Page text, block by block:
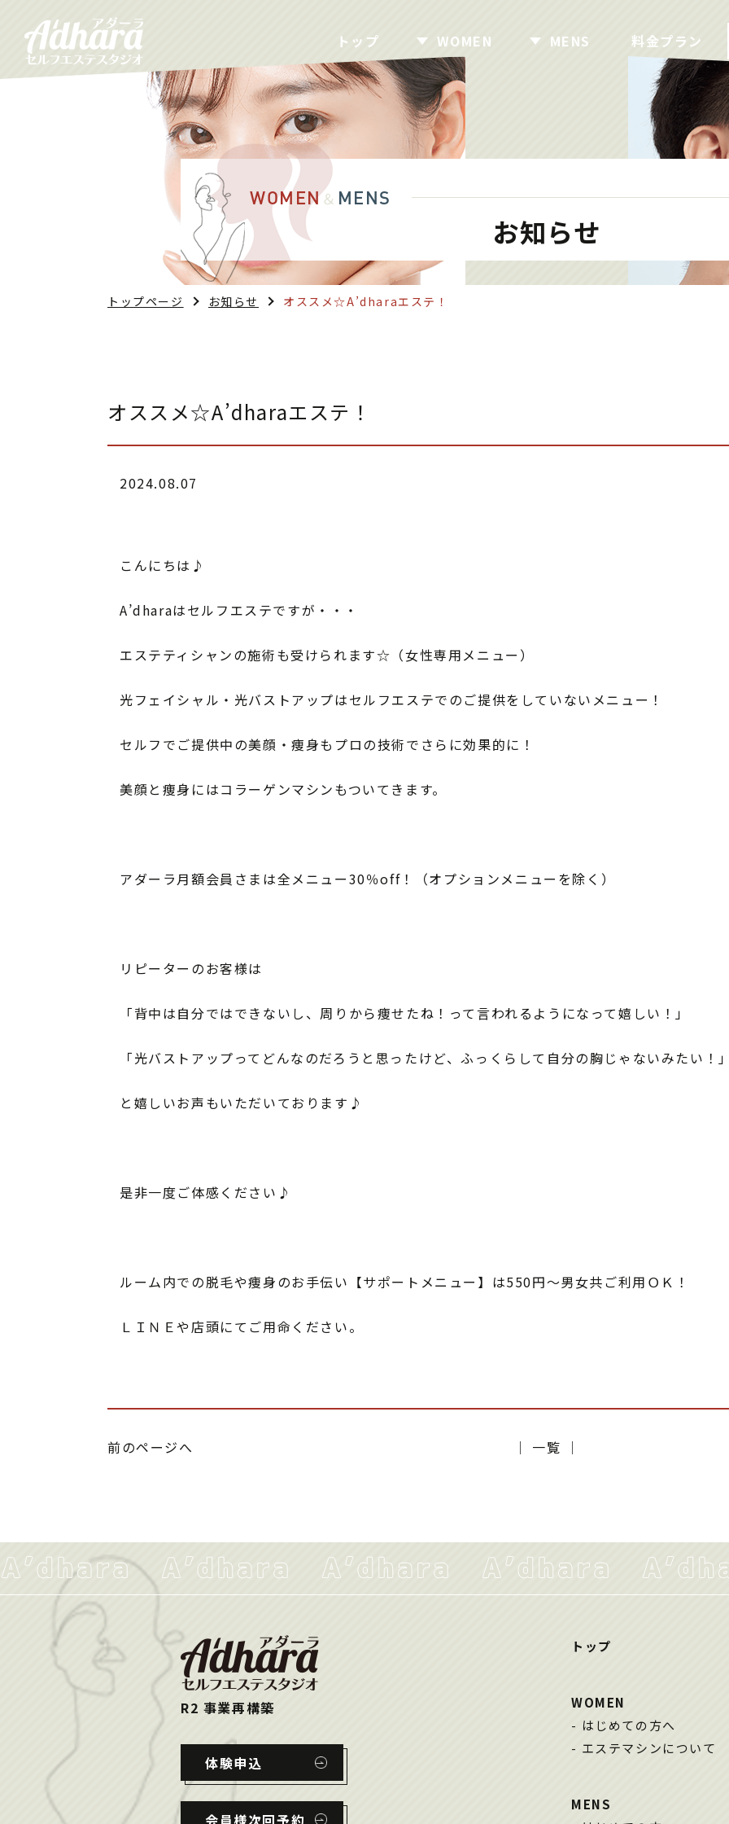
トップ WOMEN MENS 料金プラン
WOMEN＆ MENS
お知らせ
トップページ お知らせ オススメ☆A’dharaエステ！
オススメ☆A’dharaエステ！
2024.08.07
こんにちは♪
A’dharaはセルフエステですが・・・
エステティシャンの施術も受けられます☆（女性専用メニュー）
光フェイシャル・光バストアップはセルフエステでのご提供をしていないメニュー！
セルフでご提供中の美顔・痩身もプロの技術でさらに効果的に！
美顔と痩身にはコラーゲンマシンもついてきます。
アダーラ月額会員さまは全メニュー30％off！（オプションメニューを除く）
リピーターのお客様は
「背中は自分ではできないし、周りから痩せたね！って言われるようになって嬉しい！」
「光バストアップってどんなのだろうと思ったけど、ふっくらして自分の胸じゃないみたい！」
と嬉しいお声もいただいております♪
是非一度ご体感ください♪
ルーム内での脱毛や痩身のお手伝い【サポートメニュー】は550円～男女共ご利用ＯＫ！
ＬＩＮＥや店頭にてご用命ください。
前のページへ │ 一覧 │
R2 事業再構築
体験申込
会員様次回予約
トップ
WOMEN
はじめての方へ
エステマシンについて
MENS